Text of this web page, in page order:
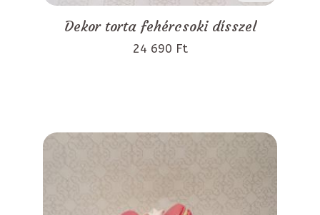
Dekor torta fehércsoki dísszel
24 690 Ft